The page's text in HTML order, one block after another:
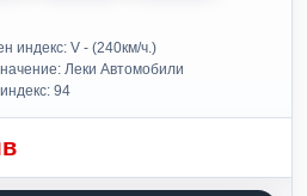
индекс: V - (240км/ч.)
Леки Автомобили
94